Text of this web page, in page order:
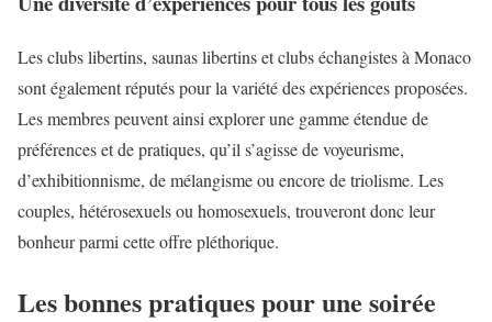
Les clubs libertins, saunas libertins et clubs échangistes à Monaco
sont également réputés pour la variété des expériences proposées.
Les membres peuvent ainsi explorer une gamme étendue de
préférences et de pratiques, qu’il s’agisse de voyeurisme,
d’exhibitionnisme, de mélangisme ou encore de triolisme. Les
couples, hétérosexuels ou homosexuels, trouveront donc leur
bonheur parmi cette offre pléthorique.
Les bonnes pratiques pour une soirée